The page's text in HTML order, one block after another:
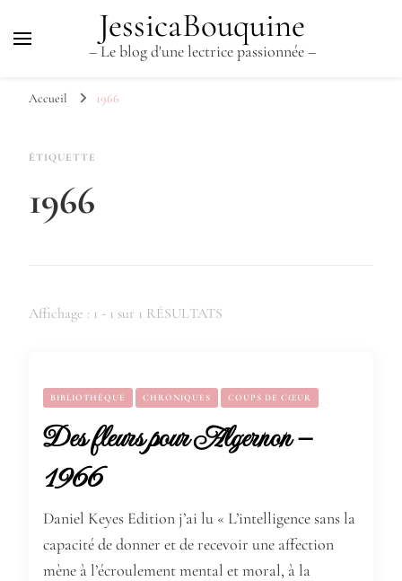
JessicaBouquine
– Le blog d'une lectrice passionnée –
Accueil 1966
ÉTIQUETTE
1966
Affichage : 1 - 1 sur 1 RÉSULTATS
BIBLIOTHÈQUE CHRONIQUES COUPS DE CŒUR
Des fleurs pour Algernon –
1966
Daniel Keyes Edition j’ai lu « L’intelligence sans la
capacité de donner et de recevoir une affection
mène à l’écroulement mental et moral, à la